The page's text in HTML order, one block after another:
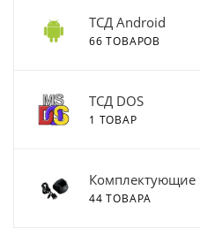
ТСД Android
66 ТОВАРОВ
ТСД DOS
1 ТОВАР
Комплектующие
44 ТОВАРА